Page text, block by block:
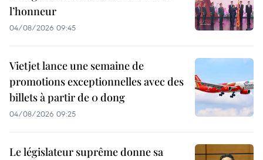
l’honneur
04/08/2026 09:45
Vietjet lance une semaine de
promotions exceptionnelles avec des
billets à partir de 0 dong
04/08/2026 09:25
Le législateur suprême donne sa